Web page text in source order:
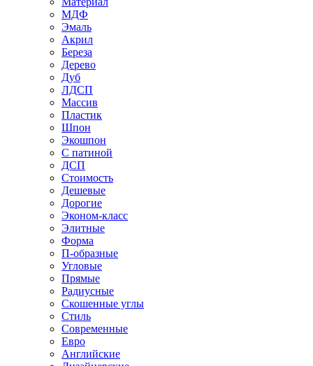
МДФ
Эмаль
Акрил
Береза
Дерево
Дуб
ЛДСП
Массив
Пластик
Шпон
Экошпон
С патиной
ДСП
Стоимость
Дешевые
Дорогие
Эконом-класс
Элитные
Форма
П-образные
Угловые
Прямые
Радиусные
Скошенные углы
Стиль
Современные
Евро
Английские